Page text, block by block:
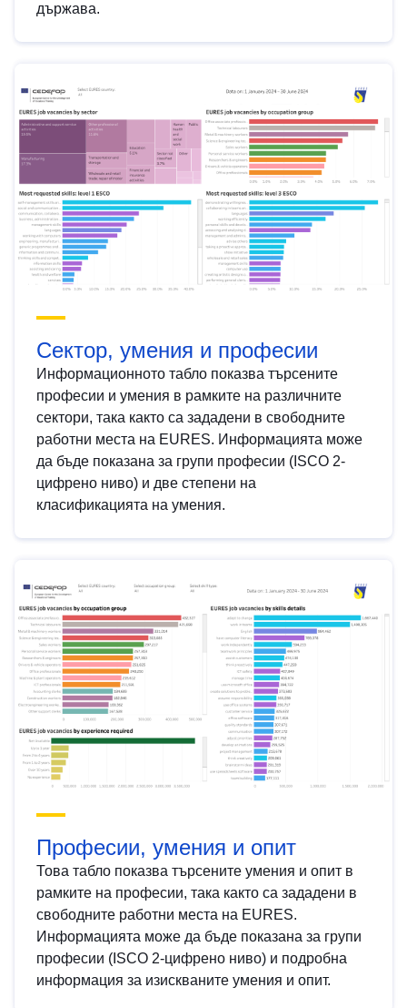
държава.
Сектор, умения и професии
Информационното табло показва търсените
професии и умения в рамките на различните
сектори, така както са зададени в свободните
работни места на EURES. Информацията може
да бъде показана за групи професии (ISCO 2-
цифрено ниво) и две степени на
класификацията на умения.
Професии, умения и опит
Това табло показва търсените умения и опит в
рамките на професии, така както са зададени в
свободните работни места на EURES.
Информацията може да бъде показана за групи
професии (ISCO 2-цифрено ниво) и подробна
информация за изискваните умения и опит.